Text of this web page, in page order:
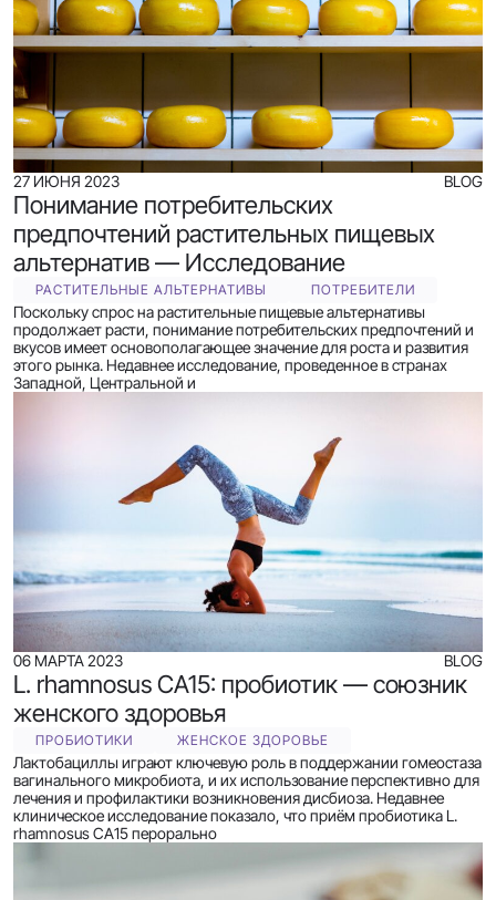
27 ИЮНЯ 2023 BLOG
Понимание потребительских
предпочтений растительных пищевых
альтернатив — Исследование
РАСТИТЕЛЬНЫЕ АЛЬТЕРНАТИВЫ ПОТРЕБИТЕЛИ
Поскольку спрос на растительные пищевые альтернативы
продолжает расти, понимание потребительских предпочтений и
вкусов имеет основополагающее значение для роста и развития
этого рынка. Недавнее исследование, проведенное в странах
Западной, Центральной и
06 МАРТА 2023 BLOG
L. rhamnosus CA15: пробиотик — союзник
женского здоровья
ПРОБИОТИКИ ЖЕНСКОЕ ЗДОРОВЬЕ
Лактобациллы играют ключевую роль в поддержании гомеостаза
вагинального микробиота, и их использование перспективно для
лечения и профилактики возникновения дисбиоза. Недавнее
клиническое исследование показало, что приём пробиотика L.
rhamnosus CA15 перорально